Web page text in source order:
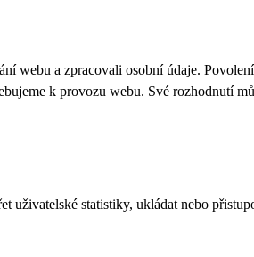
webu a zpracovali osobní údaje.
k provozu webu. Své rozhodnutí
statistiky, ukládat nebo